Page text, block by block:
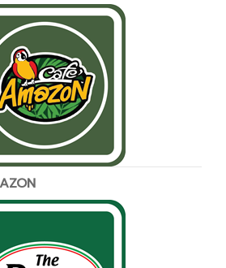
AN ACCOUNT